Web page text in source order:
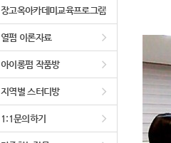
장고옥아카데미교육프로그램
열펌 이론자료
아이롱펌 작품방
지역별 스터디방
1:1문의하기